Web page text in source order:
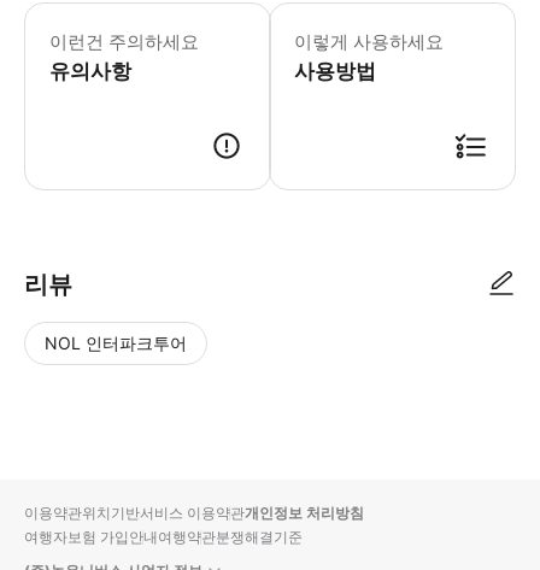
이런건 주의하세요
유의사항
▶ 영업 정보 * 1월 ~ 12월 * 01:00 ~
▶ 이용 제한 사항 * 【주의 사항】
이렇게 사용하세요
사용방법
리뷰
NOL 인터파크투어
입니
다.
순
상
이용약관위치기반서비스 이용약관개인정보 처리방침
여행자보험 가입안내여행약관분쟁해결기준